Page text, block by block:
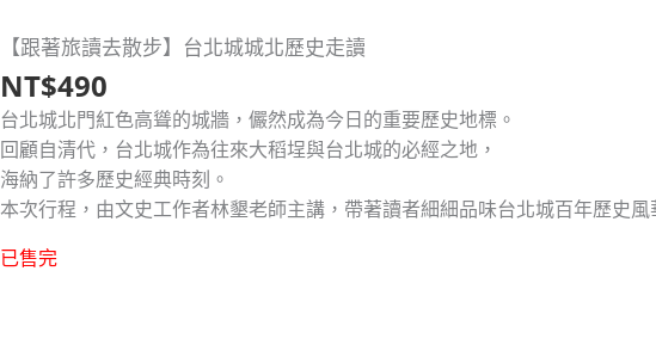
【跟著旅讀去散步】台北城城北歷史走讀
NT$490
台北城北門紅色高聳的城牆，儼然成為今日的重要歷史地標。
回顧自清代，台北城作為往來大稻埕與台北城的必經之地，
海納了許多歷史經典時刻。
本次行程，由文史工作者林墾老師主講，帶著讀者細細品味台北城百年歷史風
已售完